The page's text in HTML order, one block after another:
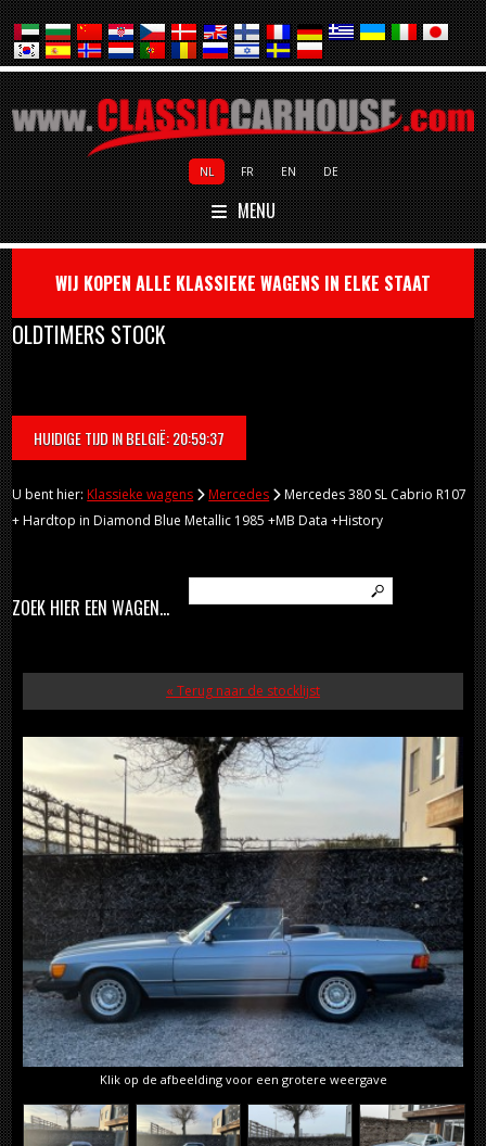
NL FR EN DE
MENU
WIJ KOPEN ALLE KLASSIEKE WAGENS IN ELKE STAAT
OLDTIMERS STOCK
HUIDIGE TIJD IN BELGIË: 20:59:37
U bent hier: Klassieke wagens Mercedes
Mercedes 380 SL Cabrio R107
+ Hardtop in Diamond Blue Metallic 1985 +MB Data +History
ZOEK HIER EEN WAGEN...
« Terug naar de stocklijst
Klik op de afbeelding voor een grotere weergave